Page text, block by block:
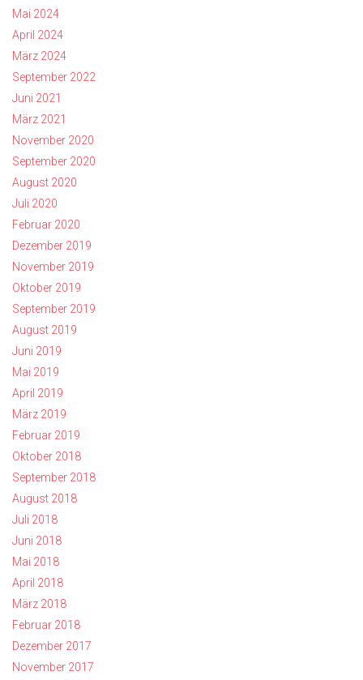
Mai 2024
April 2024
März 2024
September 2022
Juni 2021
März 2021
November 2020
September 2020
August 2020
Juli 2020
Februar 2020
Dezember 2019
November 2019
Oktober 2019
September 2019
August 2019
Juni 2019
Mai 2019
April 2019
März 2019
Februar 2019
Oktober 2018
September 2018
August 2018
Juli 2018
Juni 2018
Mai 2018
April 2018
März 2018
Februar 2018
Dezember 2017
November 2017